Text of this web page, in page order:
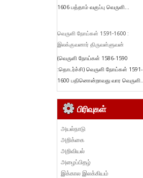
1606 பத்தாம் வகுப்பு வெருளி...
வெருளி நோய்கள் 1591-1600 :
இலக்குவனார் திருவள்ளுவன்
(வெருளி நோய்கள் 1586-1590
:தொடர்ச்சி) வெருளி நோய்கள் 1591-
1600 பதினொன்றாவது வார வெருளி...
பிரிவுகள்
அயல்நாடு
அறிக்கை
அறிவியல்
அழைப்பிதழ்
இக்கால இலக்கியம்